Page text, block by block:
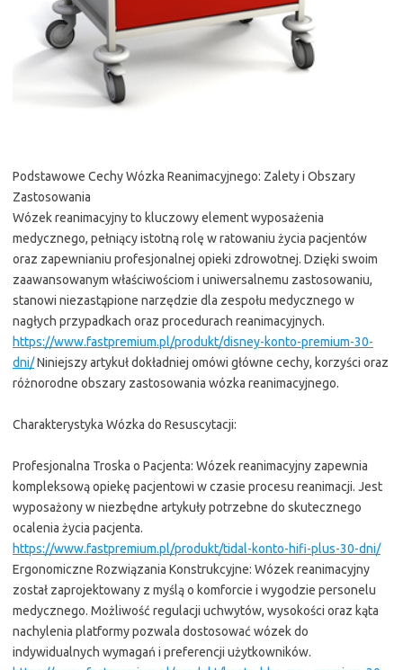
Podstawowe Cechy Wózka Reanimacyjnego: Zalety i Obszary
Zastosowania
Wózek reanimacyjny to kluczowy element wyposażenia
medycznego, pełniący istotną rolę w ratowaniu życia pacjentów
oraz zapewnianiu profesjonalnej opieki zdrowotnej. Dzięki swoim
zaawansowanym właściwościom i uniwersalnemu zastosowaniu,
stanowi niezastąpione narzędzie dla zespołu medycznego w
nagłych przypadkach oraz procedurach reanimacyjnych.
https://www.fastpremium.pl/produkt/disney-konto-premium-30-
dni/Niniejszy artykuł dokładniej omówi główne cechy, korzyści oraz
różnorodne obszary zastosowania wózka reanimacyjnego.
Charakterystyka Wózka do Resuscytacji:
Profesjonalna Troska o Pacjenta: Wózek reanimacyjny zapewnia
kompleksową opiekę pacjentowi w czasie procesu reanimacji. Jest
wyposażony w niezbędne artykuły potrzebne do skutecznego
ocalenia życia pacjenta.
https://www.fastpremium.pl/produkt/tidal-konto-hifi-plus-30-dni/
Ergonomiczne Rozwiązania Konstrukcyjne: Wózek reanimacyjny
został zaprojektowany z myślą o komforcie i wygodzie personelu
medycznego. Możliwość regulacji uchwytów, wysokości oraz kąta
nachylenia platformy pozwala dostosować wózek do
indywidualnych wymagań i preferencji użytkowników.